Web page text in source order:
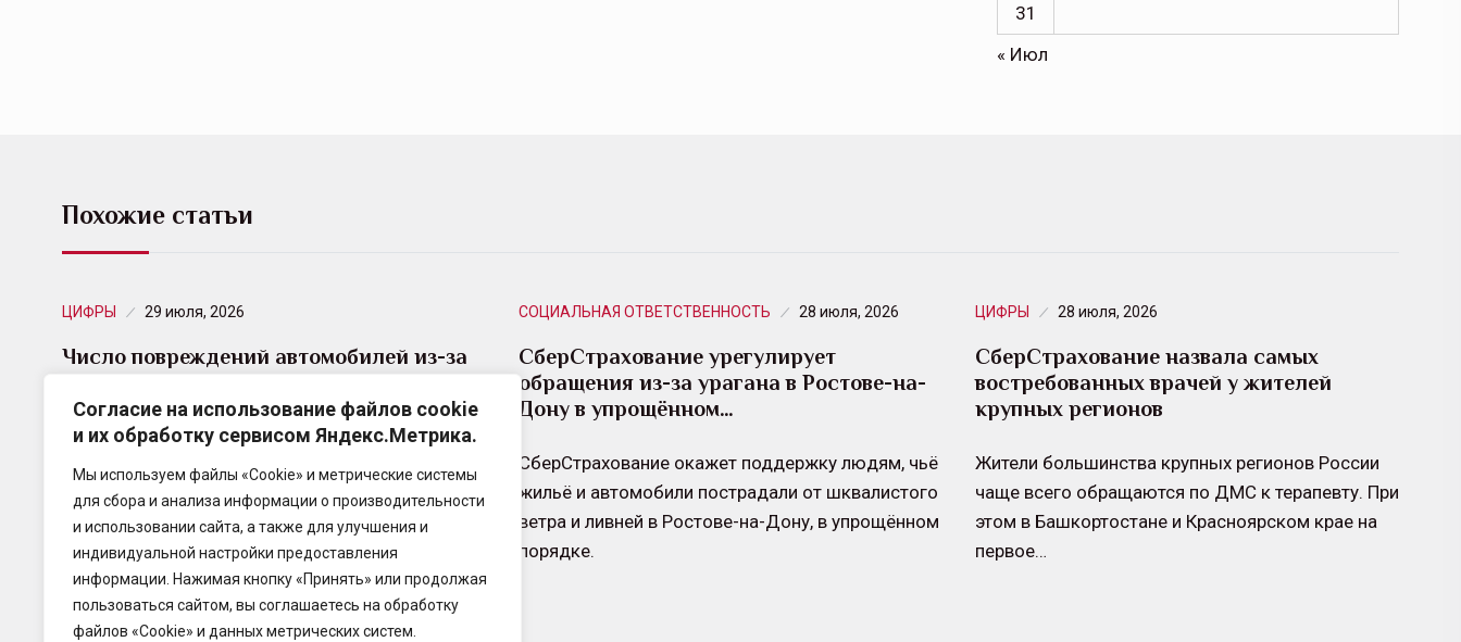
Согласие на использование файлов cookie
и их обработку сервисом Яндекс.Метрика.
Мы используем файлы «Cookie» и метрические системы
для сбора и анализа информации о производительности
и использовании сайта, а также для улучшения и
индивидуальной настройки предоставления
информации. Нажимая кнопку «Принять» или продолжая
пользоваться сайтом, вы соглашаетесь на обработку
файлов «Cookie» и данных метрических систем.
31
« Июл
Похожие статьи
ЦИФРЫ 29 июля, 2026
Число повреждений автомобилей из-за
падения деревьев и других предметов…
Специалисты СберСтрахования
проанализировали обращения клиентов по каско
за январь–июнь 2026 года и выяснили, что число
повреждений автомобилей из-за падения
деревьев, ветвей,…
СОЦИАЛЬНАЯ ОТВЕТСТВЕННОСТЬ 28 июля, 2026
СберСтрахование урегулирует
обращения из-за урагана в Ростове-на-
Дону в упрощённом…
СберСтрахование окажет поддержку людям, чьё
жильё и автомобили пострадали от шквалистого
ветра и ливней в Ростове-на-Дону, в упрощённом
порядке.
ЦИФРЫ 28 июля, 2026
СберСтрахование назвала самых
востребованных врачей у жителей
крупных регионов
Жители большинства крупных регионов России
чаще всего обращаются по ДМС к терапевту. При
этом в Башкортостане и Красноярском крае на
первое…